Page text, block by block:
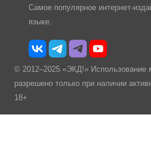
Самое популярное интернет-
языке.
© 2012–2025 «ЭКД!» Использование
разрешено только при наличии
18+